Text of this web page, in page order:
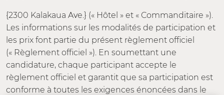
{2300 Kalakaua Ave.} (« Hôtel » et « Commanditaire »).
Les informations sur les modalités de participation et
les prix font partie du présent règlement officiel
(« Règlement officiel »). En soumettant une
candidature, chaque participant accepte le
règlement officiel et garantit que sa participation est
conforme à toutes les exigences énoncées dans le